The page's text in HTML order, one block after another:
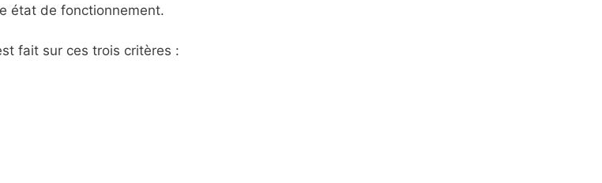
état de fonctionnement.
fait sur ces trois critères :